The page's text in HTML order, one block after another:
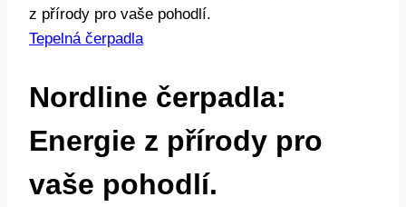
z přírody pro vaše pohodlí.
Tepelná čerpadla
Nordline čerpadla:
Energie z přírody pro
vaše pohodlí.